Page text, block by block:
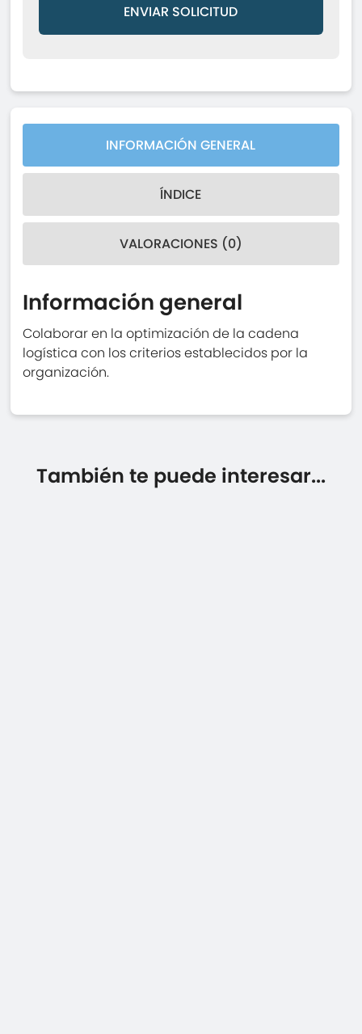
ENVIAR SOLICITUD
INFORMACIÓN GENERAL
ÍNDICE
VALORACIONES (0)
Información general
Colaborar en la optimización de la cadena
logística con los criterios establecidos por la
organización.
También te puede interesar...